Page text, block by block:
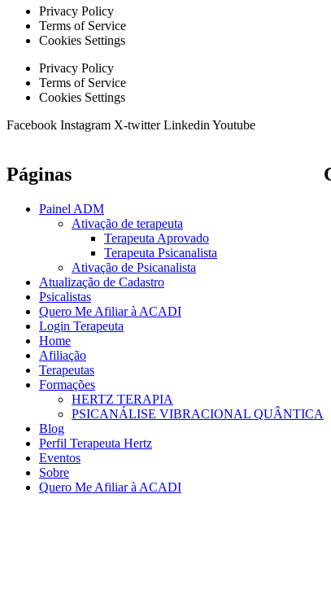
Privacy Policy
Terms of Service
Cookies Settings
Privacy Policy
Terms of Service
Cookies Settings
Facebook Instagram X-twitter Linkedin Youtube
Páginas
Painel ADM
Ativação de terapeuta
Terapeuta Aprovado
Terapeuta Psicanalista
Ativação de Psicanalista
Atualização de Cadastro
Psicalistas
Quero Me Afiliar à ACADI
Login Terapeuta
Home
Afiliação
Terapeutas
Formações
HERTZ TERAPIA
PSICANÁLISE VIBRACIONAL QUÂNTICA
Blog
Perfil Terapeuta Hertz
Eventos
Sobre
Quero Me Afiliar à ACADI